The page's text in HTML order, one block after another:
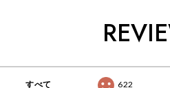
すべて 622